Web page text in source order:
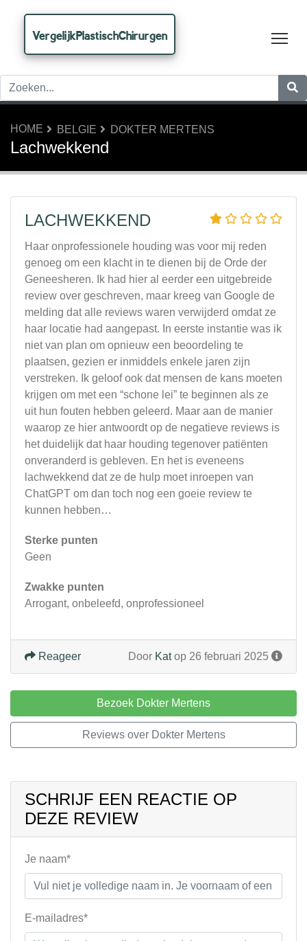
VergelijkPlastischChirurgen
HOME BELGIE DOKTER MERTENS
Lachwekkend
LACHWEKKEND
Haar onprofessionele houding was voor mij reden
genoeg om een klacht in te dienen bij de Orde der
Geneesheren. Ik had hier al eerder een uitgebreide
review over geschreven, maar kreeg van Google de
melding dat alle reviews waren verwijderd omdat ze
haar locatie had aangepast. In eerste instantie was ik
niet van plan om opnieuw een beoordeling te
plaatsen, gezien er inmiddels enkele jaren zijn
verstreken. Ik geloof ook dat mensen de kans moeten
krijgen om met een “schone lei” te beginnen als ze
uit hun fouten hebben geleerd. Maar aan de manier
waarop ze hier antwoordt op de negatieve reviews is
het duidelijk dat haar houding tegenover patiënten
onveranderd is gebleven. En het is eveneens
lachwekkend dat ze de hulp moet inroepen van
ChatGPT om dan toch nog een goeie review te
kunnen hebben…
Sterke punten
Geen
Zwakke punten
Arrogant, onbeleefd, onprofessioneel
Door Katop 26 februari 2025
Reageer
Bezoek Dokter Mertens
Reviews over Dokter Mertens
SCHRIJF EEN REACTIE OP
DEZE REVIEW
Je naam*
E-mailadres*